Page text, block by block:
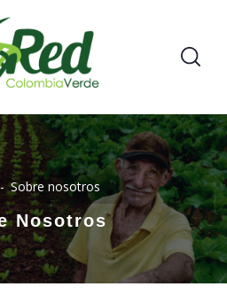
Sobre nosotros
Nosotros